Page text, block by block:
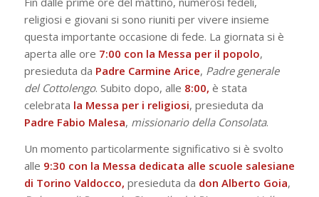
religiosi e giovani si sono riuniti per vivere insieme
questa importante occasione di fede. La giornata si è
aperta alle ore 7:00 con la Messa per il popolo,
presieduta da Padre Carmine Arice, Padre generale
del Cottolengo. Subito dopo, alle 8:00, è stata
celebrata la Messa per i religiosi, presieduta da
Padre Fabio Malesa, missionario della Consolata.
Un momento particolarmente significativo si è svolto
alle 9:30 con la Messa dedicata alle scuole salesiane
di Torino Valdocco, presieduta da don Alberto Goia,